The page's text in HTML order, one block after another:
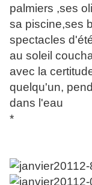
palmiers ,ses
sa piscine,ses
spectacles
au soleil
avec la
quelqu'un,
dans l'eau
*